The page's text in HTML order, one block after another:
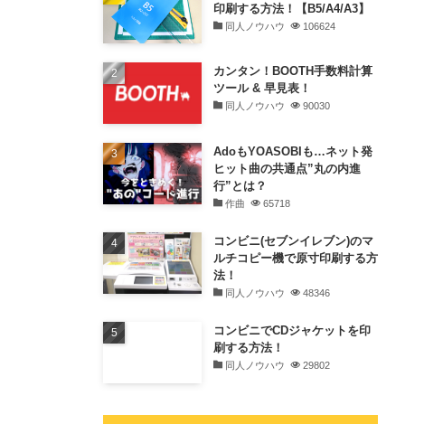
印刷する方法！【B5/A4/A3】
同人ノウハウ 106624
カンタン！BOOTH手数料計算
ツール & 早見表！
同人ノウハウ 90030
AdoもYOASOBIも…ネット発
ヒット曲の共通点”丸の内進
行”とは？
作曲 65718
コンビニ(セブンイレブン)のマ
ルチコピー機で原寸印刷する方
法！
同人ノウハウ 48346
コンビニでCDジャケットを印
刷する方法！
同人ノウハウ 29802